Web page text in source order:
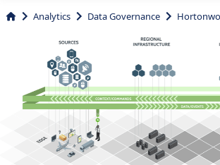
Analytics Data Governance